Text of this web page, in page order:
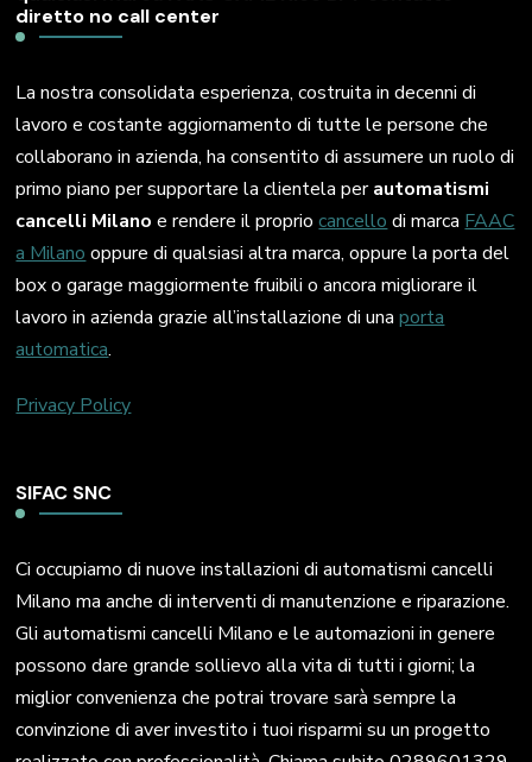
diretto no call center
La nostra consolidata esperienza, costruita in decenni di
lavoro e costante aggiornamento di tutte le persone che
collaborano in azienda, ha consentito di assumere un ruolo di
primo piano per supportare la clientela perautomatismi
cancelli Milano e rendere il propriocancello di marca FAAC
a Milano oppure di qualsiasi altra marca, oppure la porta del
box o garage maggiormente fruibili o ancora migliorare il
lavoro in azienda grazie all’installazione di unaporta
automatica.
Privacy Policy
SIFAC SNC
Ci occupiamo di nuove installazioni di automatismi cancelli
Milano ma anche di interventi di manutenzione e riparazione.
Gli automatismi cancelli Milano e le automazioni in genere
possono dare grande sollievo alla vita di tutti i giorni; la
miglior convenienza che potrai trovare sarà sempre la
convinzione di aver investito i tuoi risparmi su un progetto